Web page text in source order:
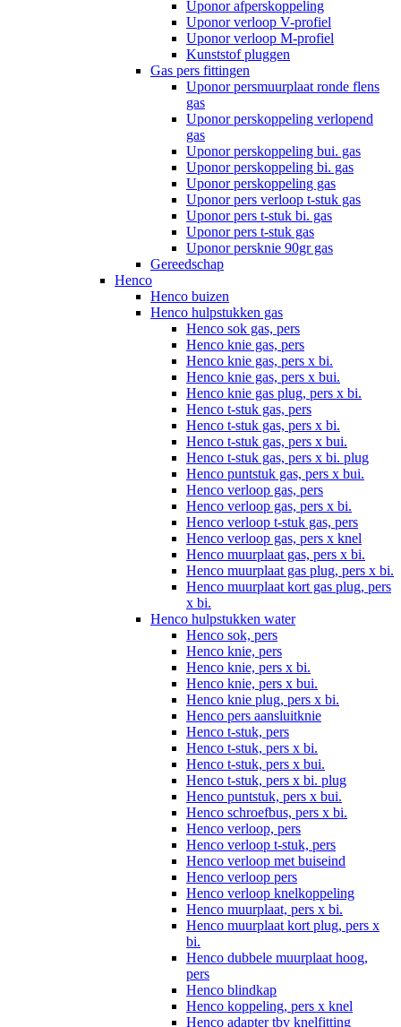
Uponor afperskoppeling
Uponor verloop V-profiel
Uponor verloop M-profiel
Kunststof pluggen
Gas pers fittingen
Uponor persmuurplaat ronde flens
gas
Uponor perskoppeling verlopend
gas
Uponor perskoppeling bui. gas
Uponor perskoppeling bi. gas
Uponor perskoppeling gas
Uponor pers verloop t-stuk gas
Uponor pers t-stuk bi. gas
Uponor pers t-stuk gas
Uponor persknie 90gr gas
Gereedschap
Henco
Henco buizen
Henco hulpstukken gas
Henco sok gas, pers
Henco knie gas, pers
Henco knie gas, pers x bi.
Henco knie gas, pers x bui.
Henco knie gas plug, pers x bi.
Henco t-stuk gas, pers
Henco t-stuk gas, pers x bi.
Henco t-stuk gas, pers x bui.
Henco t-stuk gas, pers x bi. plug
Henco puntstuk gas, pers x bui.
Henco verloop gas, pers
Henco verloop gas, pers x bi.
Henco verloop t-stuk gas, pers
Henco verloop gas, pers x knel
Henco muurplaat gas, pers x bi.
Henco muurplaat gas plug, pers x bi.
Henco muurplaat kort gas plug, pers
x bi.
Henco hulpstukken water
Henco sok, pers
Henco knie, pers
Henco knie, pers x bi.
Henco knie, pers x bui.
Henco knie plug, pers x bi.
Henco pers aansluitknie
Henco t-stuk, pers
Henco t-stuk, pers x bi.
Henco t-stuk, pers x bui.
Henco t-stuk, pers x bi. plug
Henco puntstuk, pers x bui.
Henco schroefbus, pers x bi.
Henco verloop, pers
Henco verloop t-stuk, pers
Henco verloop met buiseind
Henco verloop pers
Henco verloop knelkoppeling
Henco muurplaat, pers x bi.
Henco muurplaat kort plug, pers x
bi.
Henco dubbele muurplaat hoog,
pers
Henco blindkap
Henco koppeling, pers x knel
Henco adapter tbv knelfitting